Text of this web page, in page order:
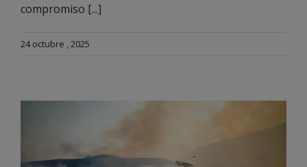
compromiso [...]
24 octubre , 2025